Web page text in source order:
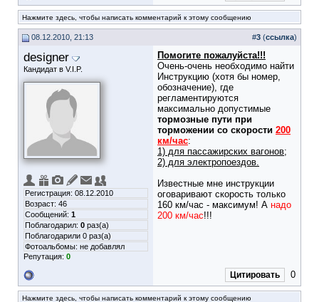
Нажмите здесь, чтобы написать комментарий к этому сообщению
08.12.2010, 21:13 #3 (ссылка)
designer
Кандидат в V.I.P.
Регистрация: 08.12.2010
Возраст: 46
Сообщений: 1
Поблагодарил: 0 раз(а)
Поблагодарили 0 раз(а)
Фотоальбомы: не добавлял
Репутация: 0
Помогите пожалуйста!!!
Очень-очень необходимо найти
Инструкцию (хотя бы номер,
обозначение), где
регламентируются
максимально допустимые
тормозные пути при
торможении со скорости 200
км/час:
1) для пассажирских вагонов;
2) для электропоездов.
Известные мне инструкции
оговаривают скорость только
160 км/час - максимум! А надо
200 км/час!!!
Цитировать 0
Нажмите здесь, чтобы написать комментарий к этому сообщению